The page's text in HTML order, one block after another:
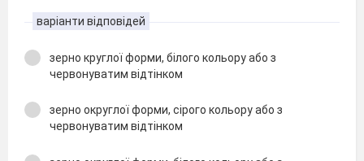
варіанти відповідей
зерно круглої форми, білого кольору або з
червонуватим відтінком
зерно округлої форми, сірого кольору або з
червонуватим відтінком